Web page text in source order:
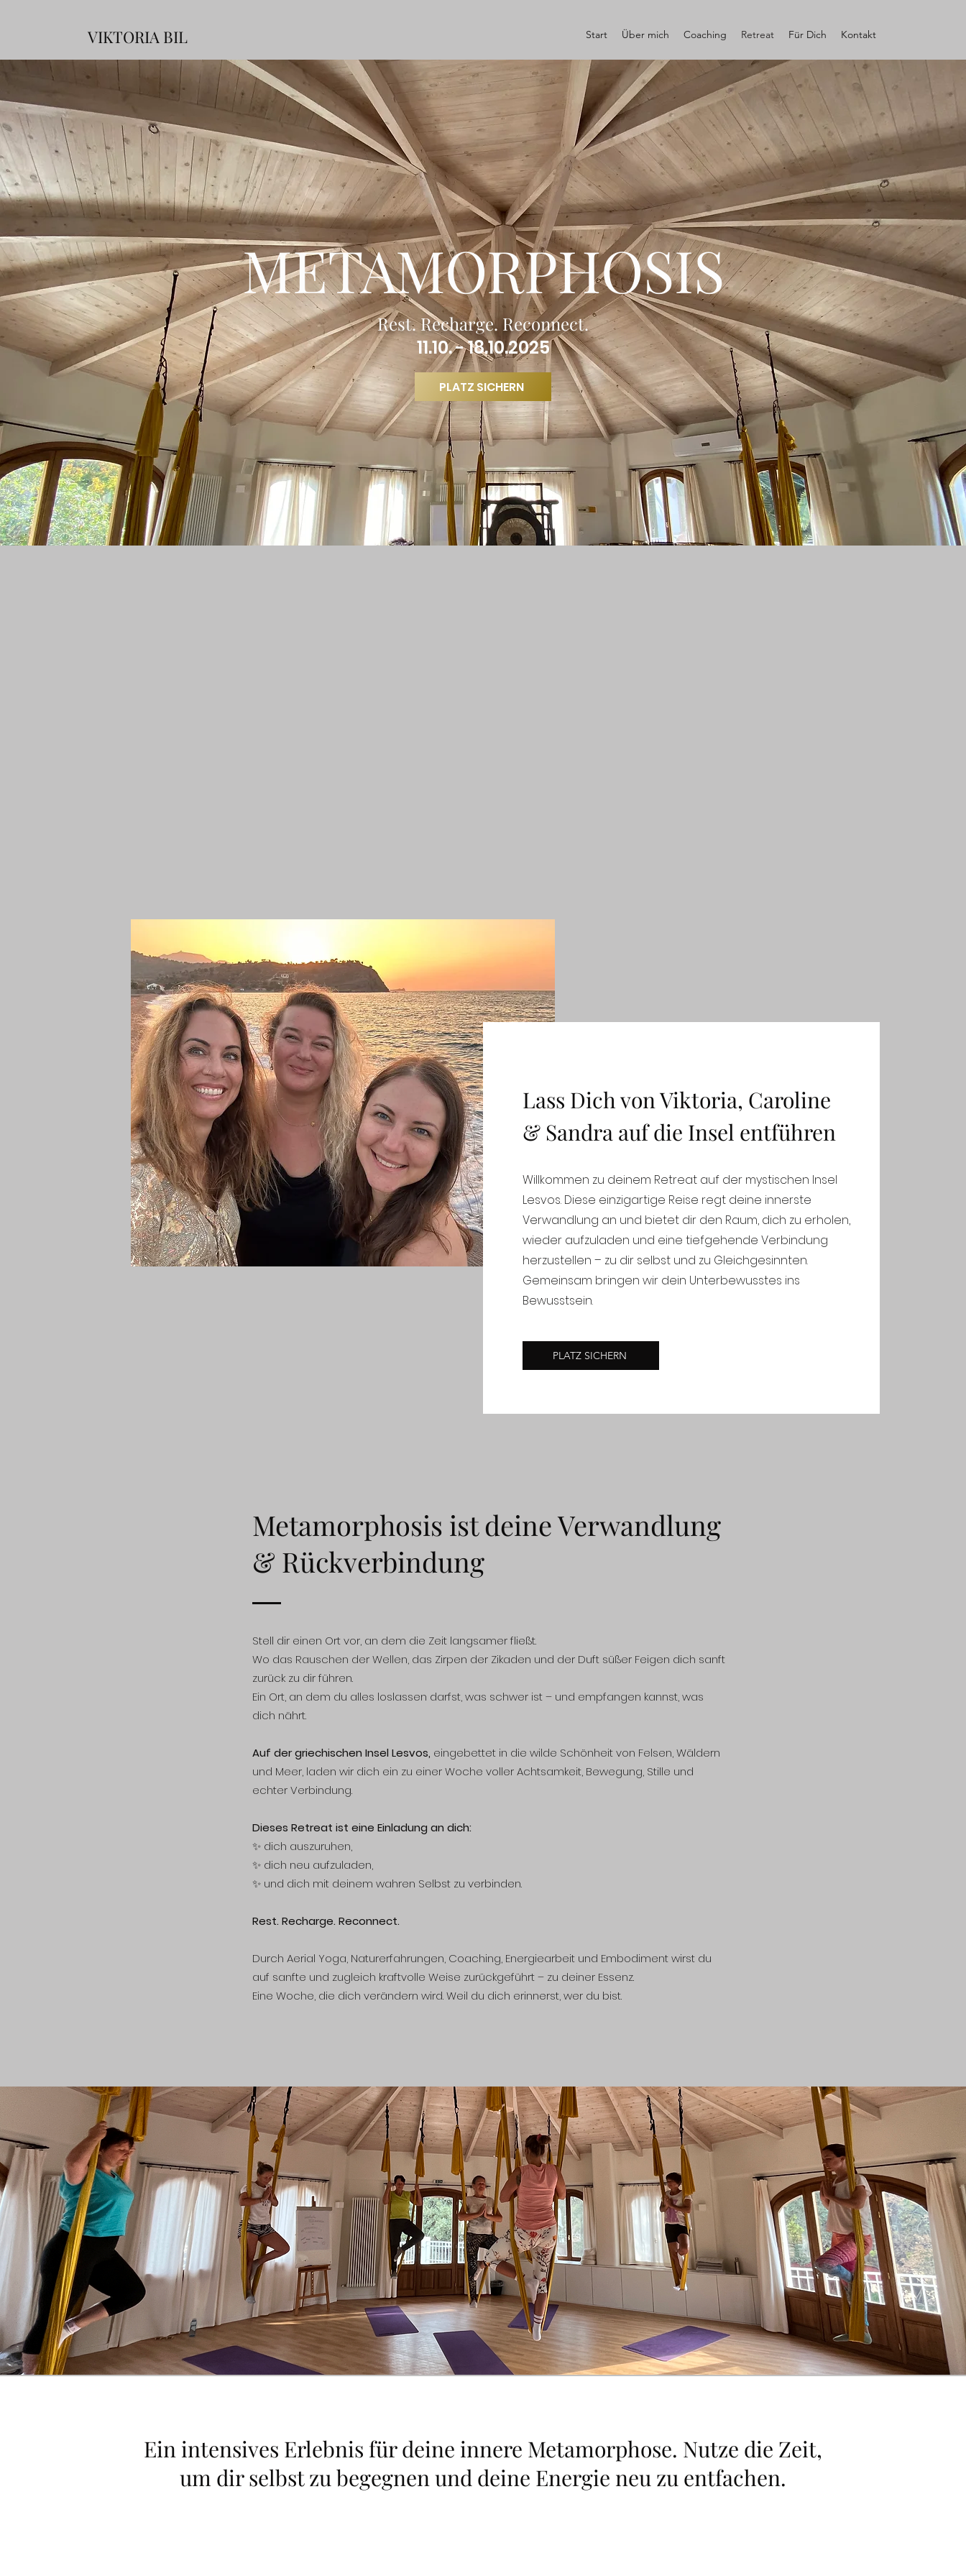
VIKTORIA BIL Start Über mich Coaching Retreat Für Dich Kontakt
METAMORPHOSIS
Rest. Recharge. Reconnect.
11.10. - 18.10.2025
PLATZ SICHERN
Lass Dich von Viktoria, Caroline
& Sandra auf die Insel entführen
Willkommen zu deinem Retreat auf der mystischen Insel
Lesvos. Diese einzigartige Reise regt deine innerste
Verwandlung an und bietet dir den Raum, dich zu erholen,
wieder aufzuladen und eine tiefgehende Verbindung
herzustellen – zu dir selbst und zu Gleichgesinnten.
Gemeinsam bringen wir dein Unterbewusstes ins
Bewusstsein.
PLATZ SICHERN
Metamorphosis ist deine Verwandlung
& Rückverbindung
Stell dir einen Ort vor, an dem die Zeit langsamer fließt.
Wo das Rauschen der Wellen, das Zirpen der Zikaden und der Duft süßer Feigen dich sanft
zurück zu dir führen.
Ein Ort, an dem du alles loslassen darfst, was schwer ist – und empfangen kannst, was
dich nährt.
Auf der griechischen Insel Lesvos, eingebettet in die wilde Schönheit von Felsen, Wäldern
und Meer, laden wir dich ein zu einer Woche voller Achtsamkeit, Bewegung, Stille und
echter Verbindung.
Dieses Retreat ist eine Einladung an dich:
✨ dich auszuruhen,
✨ dich neu aufzuladen,
✨ und dich mit deinem wahren Selbst zu verbinden.
Rest. Recharge. Reconnect.
Durch Aerial Yoga, Naturerfahrungen, Coaching, Energiearbeit und Embodiment wirst du
auf sanfte und zugleich kraftvolle Weise zurückgeführt – zu deiner Essenz.
Eine Woche, die dich verändern wird. Weil du dich erinnerst, wer du bist.
Ein intensives Erlebnis für deine innere Metamorphose. Nutze die Zeit,
um dir selbst zu begegnen und deine Energie neu zu entfachen.